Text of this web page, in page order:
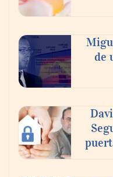
compromiso para
agosto
de